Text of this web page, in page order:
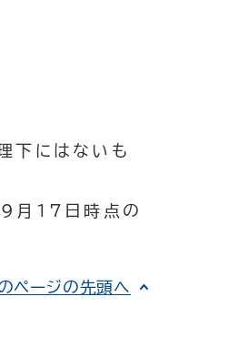
下にはないも
9月17日時点の
ページの先頭へ